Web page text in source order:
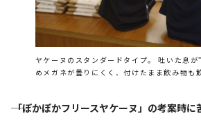
ヤケーヌのスタンダードタイプ。 吐いた息が
めメガネが曇りにくく、付けたまま飲み物も
―― 「ぽかぽかフリースヤケーヌ」の考案時